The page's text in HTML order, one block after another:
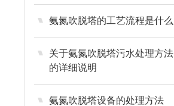
氨氮吹脱塔的工艺流程是什么
关于氨氮吹脱塔污水处理方法
的详细说明
氨氮吹脱塔设备的处理方法